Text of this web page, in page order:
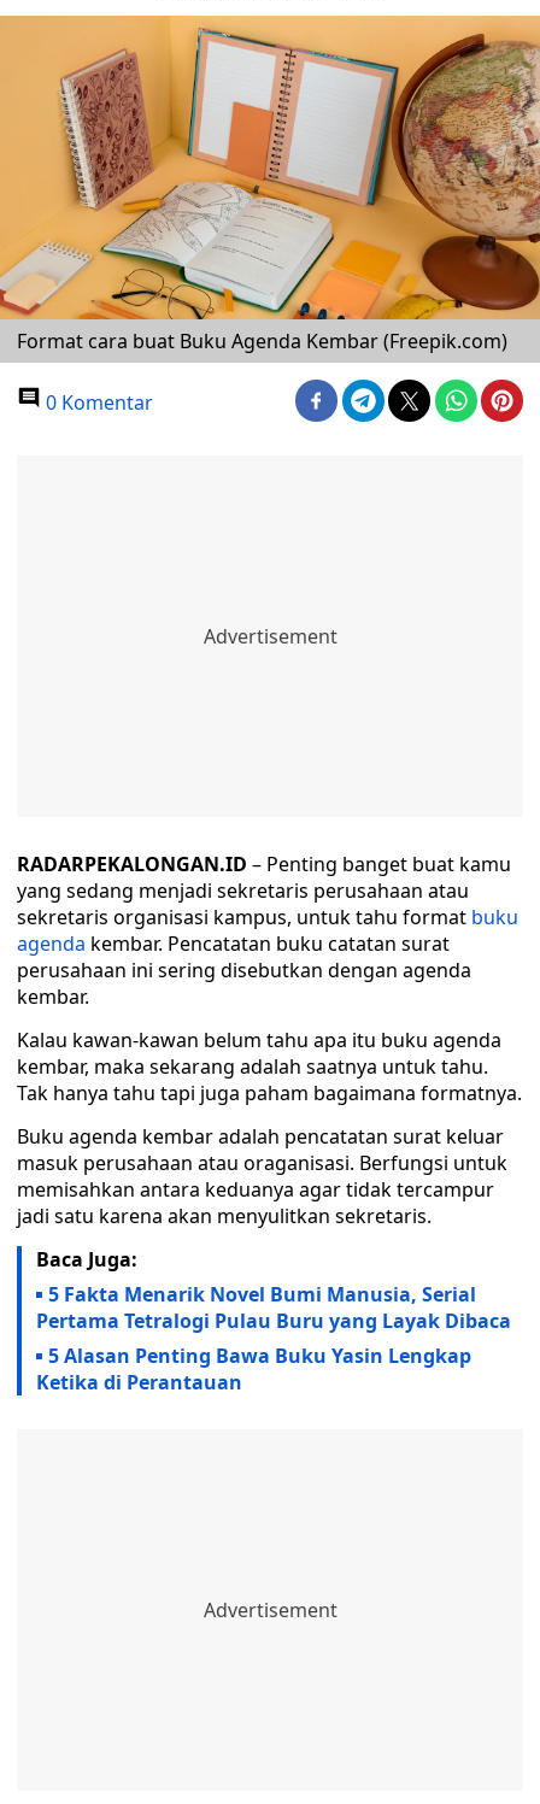
Format cara buat Buku Agenda Kembar (Freepik.com)
0 Komentar
RADARPEKALONGAN.ID – Penting banget buat kamu
yang sedang menjadi sekretaris perusahaan atau
sekretaris organisasi kampus, untuk tahu format buku
agenda kembar. Pencatatan buku catatan surat
perusahaan ini sering disebutkan dengan agenda
kembar.
Kalau kawan-kawan belum tahu apa itu buku agenda
kembar, maka sekarang adalah saatnya untuk tahu.
Tak hanya tahu tapi juga paham bagaimana formatnya.
Buku agenda kembar adalah pencatatan surat keluar
masuk perusahaan atau oraganisasi. Berfungsi untuk
memisahkan antara keduanya agar tidak tercampur
jadi satu karena akan menyulitkan sekretaris.
Baca Juga:
5 Fakta Menarik Novel Bumi Manusia, Serial
Pertama Tetralogi Pulau Buru yang Layak Dibaca
5 Alasan Penting Bawa Buku Yasin Lengkap
Ketika di Perantauan